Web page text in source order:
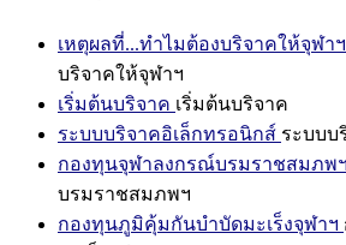
เหตุผลที่...ทำไมต้องบริจาคให้จุฬาฯ
บริจาคให้จุฬาฯ
เริ่มต้นบริจาค เริ่มต้นบริจาค
ระบบบริจาคอิเล็กทรอนิกส์ ระบบบ
กองทุนจุฬาลงกรณ์บรมราชสมภพฯ
บรมราชสมภพฯ
กองทุนภูมิคุ้มกันบำบัดมะเร็งจุฬาฯ